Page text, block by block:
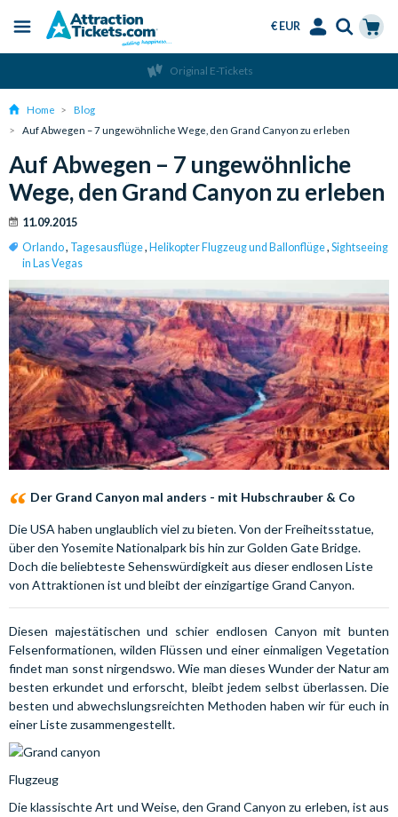
content
Menu
€ EUR
Original E-Tickets
Home
Blog
Auf Abwegen – 7 ungewöhnliche Wege, den Grand Canyon zu erleben
Auf Abwegen – 7 ungewöhnliche
Wege, den Grand Canyon zu erleben
11.09.2015
Orlando, Tagesausflüge, Helikopter Flugzeug und Ballonflüge, Sightseeing
in Las Vegas
Der Grand Canyon mal anders - mit Hubschrauber & Co
Die USA haben unglaublich viel zu bieten. Von der Freiheitsstatue,
über den Yosemite Nationalpark bis hin zur Golden Gate Bridge.
Doch die beliebteste Sehenswürdigkeit aus dieser endlosen Liste
von Attraktionen ist und bleibt der einzigartige Grand Canyon.
Diesen majestätischen und schier endlosen Canyon mit bunten
Felsenformationen, wilden Flüssen und einer einmaligen Vegetation
findet man sonst nirgendswo. Wie man dieses Wunder der Natur am
besten erkundet und erforscht, bleibt jedem selbst überlassen. Die
besten und abwechslungsreichten Methoden haben wir für euch in
einer Liste zusammengestellt.
Flugzeug
Die klassischte Art und Weise, den Grand Canyon zu erleben, ist aus